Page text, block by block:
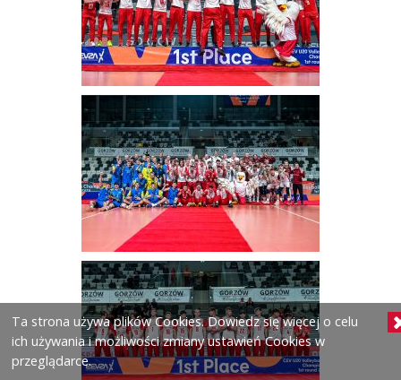
Ta strona używa plików Cookies. Dowiedz się więcej o celu
ich używania i możliwości zmiany ustawień Cookies w
przeglądarce.